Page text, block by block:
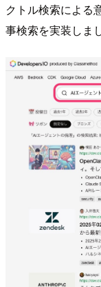
クトル検索による
事検索を実装しま